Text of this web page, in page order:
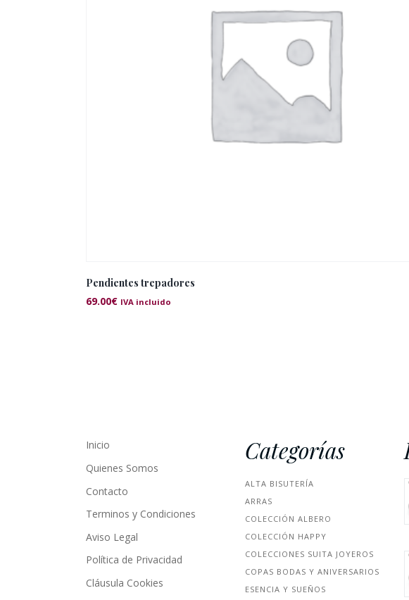
Pendientes trepadores
69.00€ IVA incluido
Inicio
Quienes Somos
Contacto
Terminos y Condiciones
Aviso Legal
Política de Privacidad
Cláusula Cookies
Categorías
ALTA BISUTERÍA
ARRAS
COLECCIÓN ALBERO
COLECCIÓN HAPPY
COLECCIONES SUITA JOYEROS
COPAS BODAS Y ANIVERSARIOS
ESENCIA Y SUEÑOS